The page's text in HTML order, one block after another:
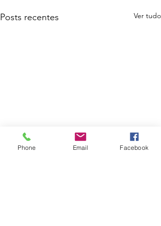
Posts recentes Ver tudo
Phone Email Facebook